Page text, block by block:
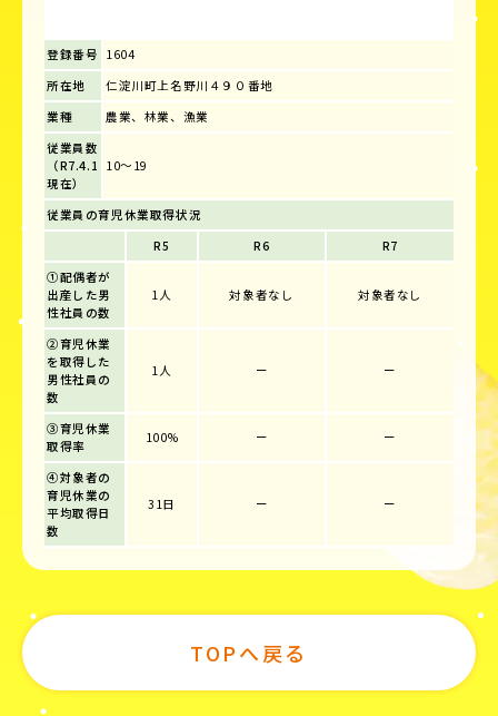
登録番号 1604
所在地
仁淀川町上名野川４９０番地
業種
農業、林業、漁業
従業員数
（R7.4.1
現在）
10～19
従業員の育児休業取得状況
R5
R6
R7
①配偶者が
出産した男
性社員の数
1人 対象者なし 対象者なし
②育児休業
を取得した
男性社員の
数
1人 ー ー
③育児休業
取得率
100% ー ー
④対象者の
育児休業の
平均取得日
数
31日 ー ー
TOPへ戻る